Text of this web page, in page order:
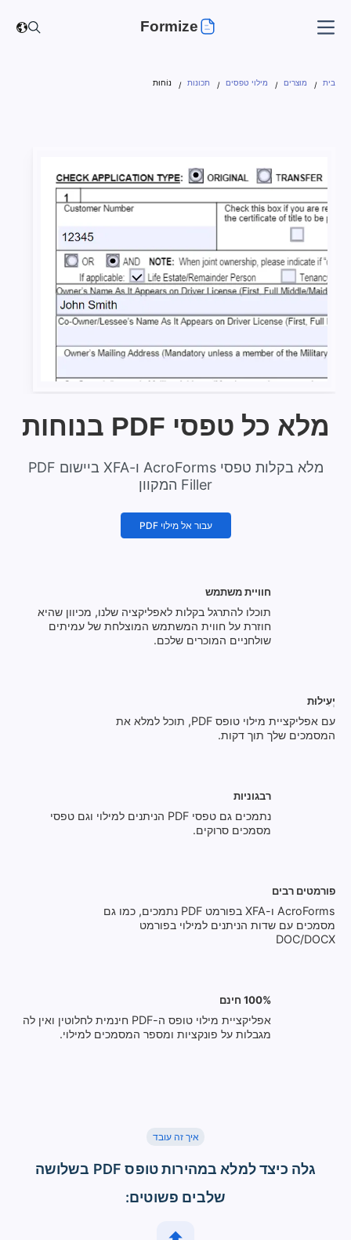
Formize
בית מוצרים מילוי טפסים תכונות נוֹחוּת
מלא כל טפסי PDF בנוחות
מלא בקלות טפסי AcroForms ו-XFA ביישום PDF
Filler המקוון
עבור אל מילוי PDF
חוויית משתמש
תוכלו להתרגל בקלות לאפליקציה שלנו, מכיוון שהיא
חוזרת על חווית המשתמש המוצלחת של עמיתים
שולחניים המוכרים שלכם.
יְעִילוּת
עם אפליקציית מילוי טופס PDF, תוכל למלא את
המסמכים שלך תוך דקות.
רבגוניות
נתמכים גם טפסי PDF הניתנים למילוי וגם טפסי
מסמכים סרוקים.
פורמטים רבים
AcroForms ו-XFA בפורמט PDF נתמכים, כמו גם
מסמכים עם שדות הניתנים למילוי בפורמט
DOC/DOCX
100% חינם
אפליקציית מילוי טופס ה-PDF חינמית לחלוטין ואין לה
מגבלות על פונקציות ומספר המסמכים למילוי.
איך זה עובד
גלה כיצד למלא במהירות טופס PDF בשלושה
שלבים פשוטים: